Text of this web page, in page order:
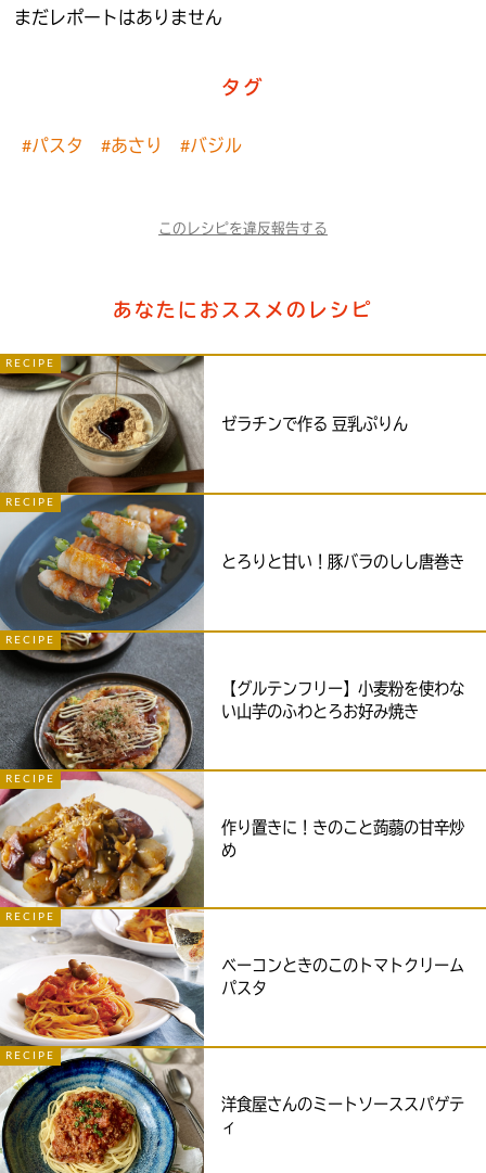
まだレポートはありません
タグ
#パスタ #あさり #バジル
このレシピを違反報告する
あなたにおススメのレシピ
RECIPE
ゼラチンで作る 豆乳ぷりん
RECIPE
とろりと甘い！豚バラのしし唐巻き
RECIPE
【グルテンフリー】小麦粉を使わな
い山芋のふわとろお好み焼き
RECIPE
作り置きに！きのこと蒟蒻の甘辛炒
め
RECIPE
ベーコンときのこのトマトクリーム
パスタ
RECIPE
洋食屋さんのミートソーススパゲテ
ィ